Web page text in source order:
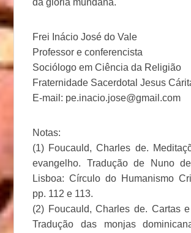
Frei Inácio José do Vale
Professor e conferencista
Sociólogo em Ciência da Religião
Fraternidade Sacerdotal Jesus
E-mail: pe.inacio.jose@gmail.com
Notas:
(1) Foucauld, Charles de.
evangelho. Tradução de Nuno
Lisboa: Círculo do Humanismo
pp. 112 e 113.
(2) Foucauld, Charles de. Cartas
Tradução das monjas